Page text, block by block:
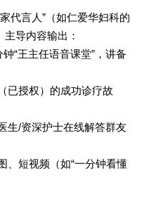
代言人”（如仁爱华妇科的
导内容输出：
“王主任语音课堂”，讲备
已授权）的成功诊疗故
生/资深护士在线解答群友
、短视频（如“一分钟看懂